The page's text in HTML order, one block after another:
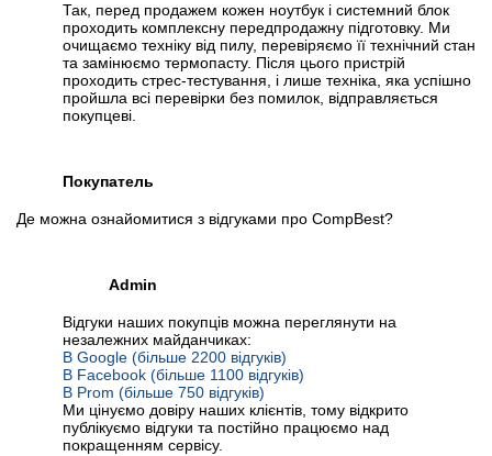
Так, перед продажем кожен ноутбук і системний блок
проходить комплексну передпродажну підготовку. Ми
очищаємо техніку від пилу, перевіряємо її технічний стан
та замінюємо термопасту. Після цього пристрій
проходить стрес-тестування, і лише техніка, яка успішно
пройшла всі перевірки без помилок, відправляється
покупцеві.
Покупатель
Де можна ознайомитися з відгуками про CompBest?
Admin
Відгуки наших покупців можна переглянути на
незалежних майданчиках:
В Google (більше 2200 відгуків)
В Facebook (більше 1100 відгуків)
В Prom (більше 750 відгуків)
Ми цінуємо довіру наших клієнтів, тому відкрито
публікуємо відгуки та постійно працюємо над
покращенням сервісу.